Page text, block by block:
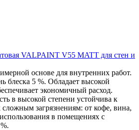
VALPAINT V55 MATT для стен и
основе для внутренних работ.
блеска 5 %. Обладает высокой
экономичный расход.
в высокой степени устойчива к
загрязнениям: от кофе, вина,
в помещениях с